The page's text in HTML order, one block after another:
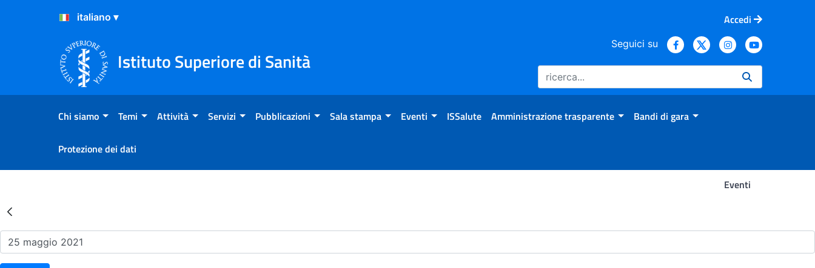
Salta al Contenuto
Salta al Footer
Accedi
Istituto Superiore di Sanità
Seguici su
Chi siamo Temi Attività Servizi Pubblicazioni Sala stampa Eventi ISSalute Amministrazione trasparente Bandi di gara
Protezione dei dati
Eventi
Risultati della Ricerca - Eventi